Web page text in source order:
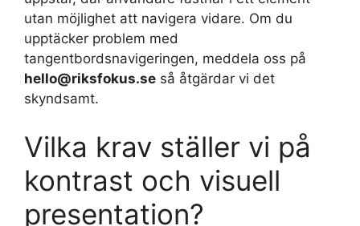
utan möjlighet att navigera vidare. Om du
upptäcker problem med
tangentbordsnavigeringen, meddela oss på
hello@riksfokus.se så åtgärdar vi det
skyndsamt.
Vilka krav ställer vi på
kontrast och visuell
presentation?